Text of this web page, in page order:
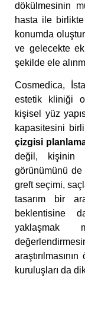
dökülmesinin
hasta ile
konumda
ve gelecekte
şekilde ele
Cosmedica,
estetik kliniği
kişisel yüz
kapasitesini
çizgisi
değil, kişinin
görünümünü
greft seçimi,
tasarım bir
beklentisine
yaklaşmak
kuruluşları da